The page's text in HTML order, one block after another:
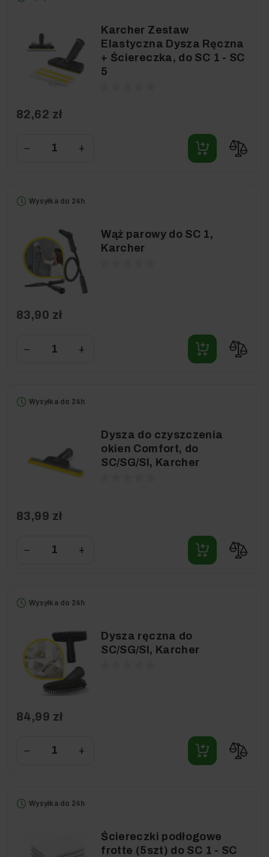
Karcher Zestaw
Elastyczna Dysza Ręczna
+ Ściereczka, do SC 1 - SC
5
82,62 zł
− +
Wysyłka do 24h
Wąż parowy do SC 1,
Karcher
83,90 zł
− +
Wysyłka do 24h
Dysza do czyszczenia
okien Comfort, do
SC/SG/SI, Karcher
83,99 zł
− +
Wysyłka do 24h
Dysza ręczna do
SC/SG/SI, Karcher
84,99 zł
− +
Wysyłka do 24h
Ściereczki podłogowe
frotte (5szt) do SC 1 - SC